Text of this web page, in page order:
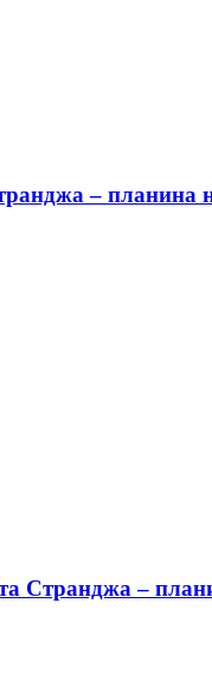
– планина
Странджа –